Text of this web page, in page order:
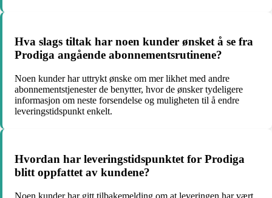
Hva slags tiltak har noen kunder ønsket å se fra
Prodiga angående abonnementsrutinene?
Noen kunder har uttrykt ønske om mer likhet med andre
abonnementstjenester de benytter, hvor de ønsker tydeligere
informasjon om neste forsendelse og muligheten til å endre
leveringstidspunkt enkelt.
Hvordan har leveringstidspunktet for Prodiga
blitt oppfattet av kundene?
Noen kunder har gitt tilbakemelding om at leveringen har vært